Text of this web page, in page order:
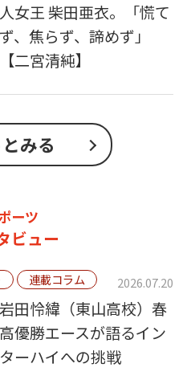
人女王 柴田亜衣。「慌て
ず、焦らず、諦めず」
【二宮清純】
みる
ーツ
ビュー
連載コラム 2026.07.20
岩田怜緯（東山高校）春
高優勝エースが語るイン
ターハイへの挑戦